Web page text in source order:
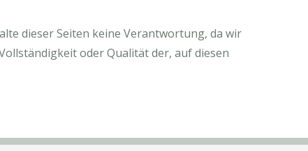
dieser Seiten keine Verantwortung, da wir
oder Qualität der, auf diesen